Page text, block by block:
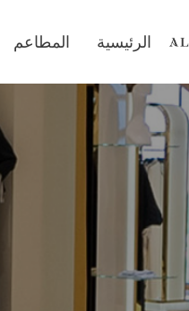
الرئيسية المطاعم